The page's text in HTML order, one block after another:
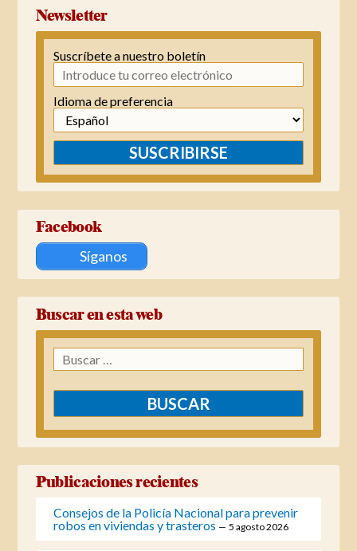
Newsletter
Suscríbete a nuestro boletín
Idioma de preferencia
SUSCRIBIRSE
Facebook
Síganos
Buscar en esta web
Buscar:
Publicaciones recientes
Consejos de la Policía Nacional para prevenir
robos en viviendas y trasteros
5 agosto 2026